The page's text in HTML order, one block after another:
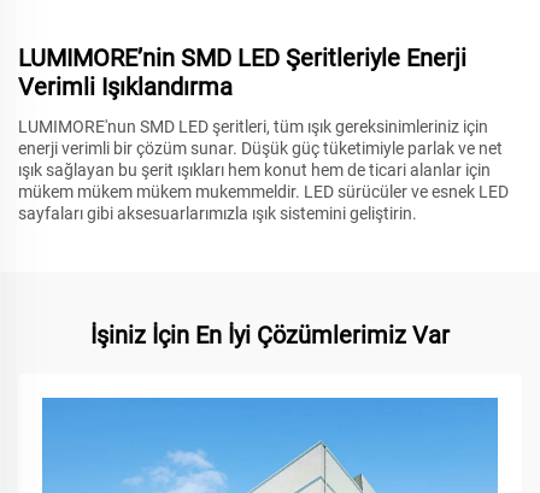
LUMIMORE’nin SMD LED Şeritleriyle Enerji
Verimli Işıklandırma
LUMIMORE'nun SMD LED şeritleri, tüm ışık gereksinimleriniz için
enerji verimli bir çözüm sunar. Düşük güç tüketimiyle parlak ve net
ışık sağlayan bu şerit ışıkları hem konut hem de ticari alanlar için
mükem mükem mükem mukemmeldir. LED sürücüler ve esnek LED
sayfaları gibi aksesuarlarımızla ışık sistemini geliştirin.
İşiniz İçin En İyi Çözümlerimiz Var